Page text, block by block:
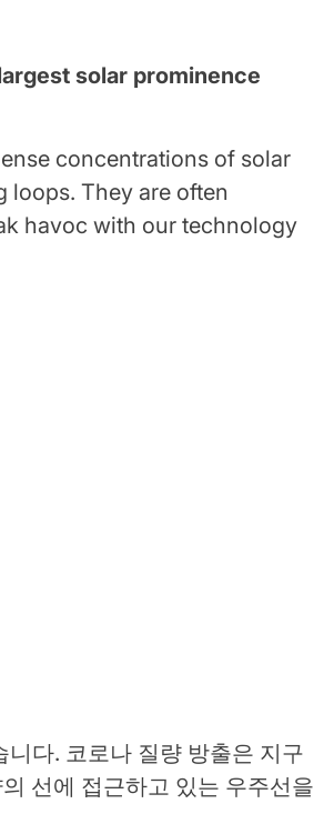
solar prominence
concentrations of solar
loops. They are often
havoc with our technology
다. 코로나 질량 방출은 지구
선에 접근하고 있는 우주선을